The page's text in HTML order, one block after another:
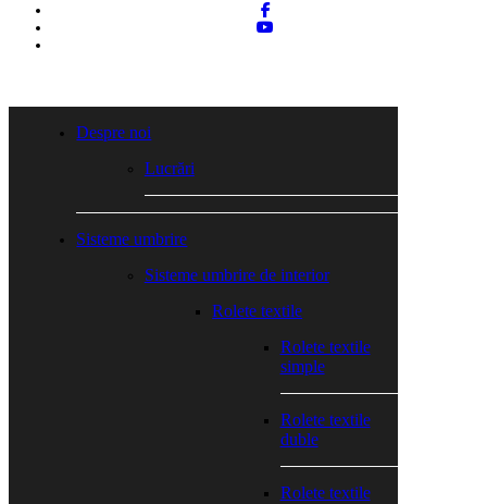
facebook
youtube
Despre noi
Lucrări
Sisteme umbrire
Sisteme umbrire de interior
Rolete textile
Rolete textile
simple
Rolete textile
duble
Rolete textile